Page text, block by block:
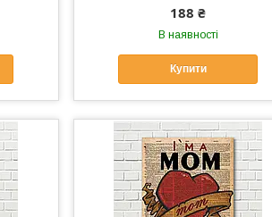
188 ₴
В наявності
Купити